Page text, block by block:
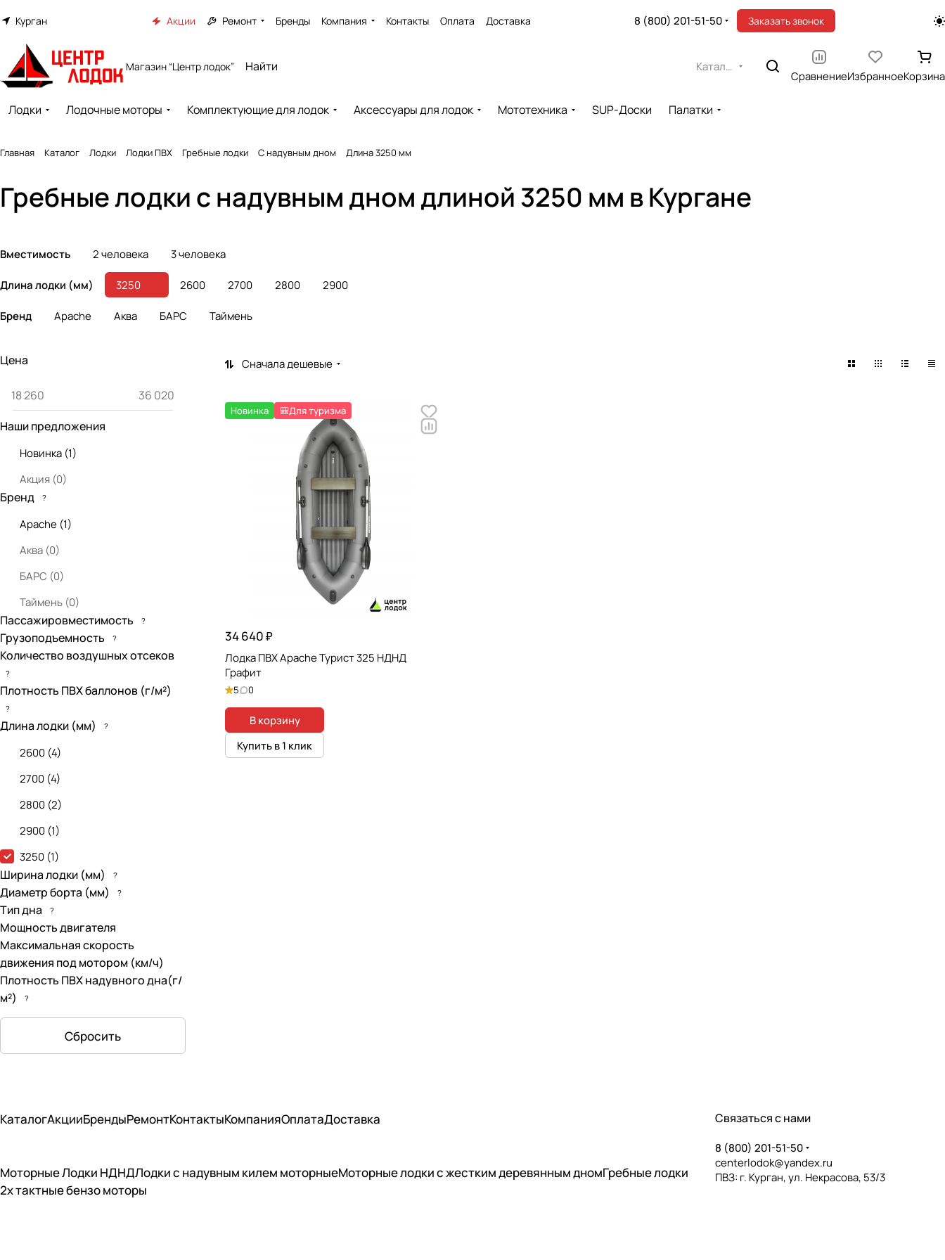
Курган Акции Ремонт Бренды Компания Контакты Оплата Доставка 8 (800) 201-51-50 Заказать звонок
Магазин “Центр лодок” Каталог
СравнениеИзбранноеКорзина
Лодки Лодочные моторы Комплектующие для лодок Аксессуары для лодок Мототехника SUP-Доски Палатки
Главная Каталог Лодки Лодки ПВХ Гребные лодки С надувным дном Длина 3250 мм
Гребные лодки с надувным дном длиной 3250 мм в Кургане
Вместимость 2 человека 3 человека
Длина лодки (мм) 2600 2700 2800 2900
3250
Бренд Apache Аква БАРС Таймень
Сначала дешевые
Новинка 🎒Для туризма
34 640 ₽
Лодка ПВХ Apache Турист 325 НДНД
Графит
5 0
В корзину
Купить в 1 клик
Цена
Наши предложения
Новинка (1)
Акция (0)
Бренд ?
Apache (1)
Аква (0)
БАРС (0)
Таймень (0)
Пассажировместимость ?
Грузоподъемность ?
Количество воздушных отсеков
?
Плотность ПВХ баллонов (г/м²)
?
Длина лодки (мм) ?
2600 (4)
2700 (4)
2800 (2)
2900 (1)
3250 (1)
Ширина лодки (мм) ?
Диаметр борта (мм) ?
Тип дна ?
Мощность двигателя
Максимальная скорость
движения под мотором (км/ч)
Плотность ПВХ надувного дна(г/
м²)
?
Сбросить
КаталогАкцииБрендыРемонтКонтактыКомпанияОплатаДоставка
Моторные Лодки НДНДЛодки с надувным килем моторныеМоторные лодки с жестким деревянным дномГребные лодки
2х тактные бензо моторы
Связаться с нами
8 (800) 201-51-50
centerlodok@yandex.ru
ПВЗ: г. Курган, ул. Некрасова, 53/3